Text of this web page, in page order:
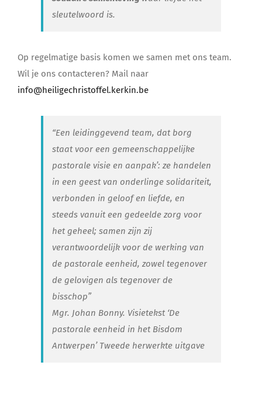
sleutelwoord is.
Op regelmatige basis komen we samen met ons team.
Wil je ons contacteren? Mail naar
info@heiligechristoffel.kerkin.be
“Een leidinggevend team, dat borg
staat voor een gemeenschappelijke
pastorale visie en aanpak’: ze handelen
in een geest van onderlinge solidariteit,
verbonden in geloof en liefde, en
steeds vanuit een gedeelde zorg voor
het geheel; samen zijn zij
verantwoordelijk voor de werking van
de pastorale eenheid, zowel tegenover
de gelovigen als tegenover de
bisschop”
Mgr. Johan Bonny. Visietekst ‘De
pastorale eenheid in het Bisdom
Antwerpen’ Tweede herwerkte uitgave